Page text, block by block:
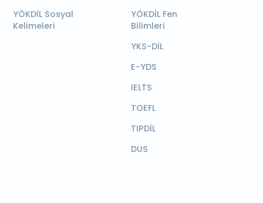
YÖKDİL Sosyal
Kelimeleri
YÖKDİL Fen
Bilimleri
YKS-DİL
E-YDS
IELTS
TOEFL
TIPDİL
DUS